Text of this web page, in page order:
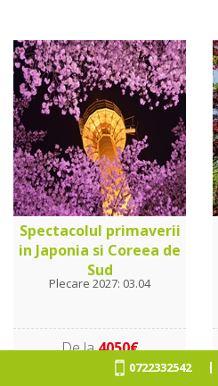
Spectacolul primaverii
in Japonia si Coreea de
Sud
Plecare 2027: 03.04
De la4050€
0722332542|